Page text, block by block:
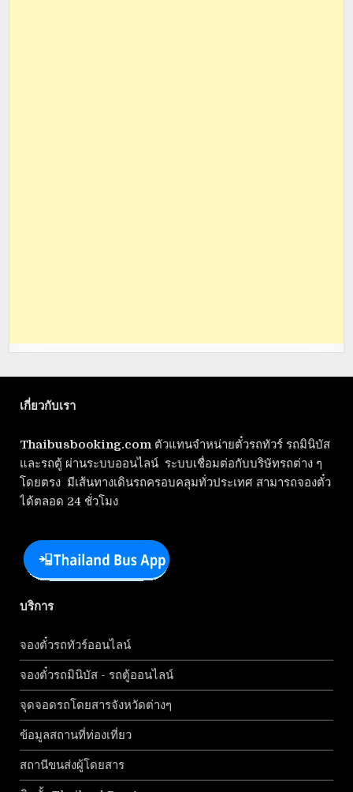
เกี่ยวกับเรา
Thaibusbooking.com ตัวแทนจำหน่ายตั๋วรถทัวร์ รถมินิบัส
และรถตู้ ผ่านระบบออนไลน์ ระบบเชื่อมต่อกับบริษัทรถต่าง ๆ
โดยตรง มีเส้นทางเดินรถครอบคลุมทั่วประเทศ สามารถจองตั๋ว
ได้ตลอด 24 ชั่วโมง
บริการ
จองตั๋วรถทัวร์ออนไลน์
จองตั๋วรถมินิบัส - รถตู้ออนไลน์
จุดจอดรถโดยสารจังหวัดต่างๆ
ข้อมูลสถานที่ท่องเที่ยว
สถานีขนส่งผู้โดยสาร